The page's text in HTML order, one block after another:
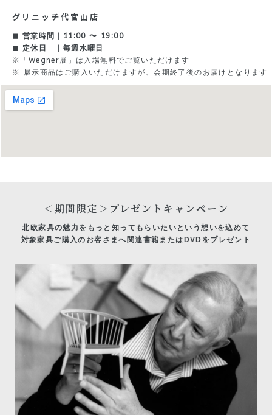
グリニッチ代官山店
◼︎ 営業時間｜11:00 〜 19:00
◼︎ 定休日 ｜毎週水曜日
※「Wegner展」は入場無料でご覧いただけます
※ 展示商品はご購入いただけますが、会期終了後のお届けとなります
＜期間限定＞プレゼントキャンペーン
北欧家具の魅力をもっと知ってもらいたいという想いを込めて
対象家具ご購入のお客さまへ関連書籍またはDVD をプレゼント